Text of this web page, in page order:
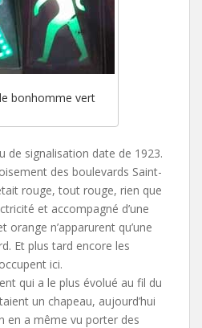
bonhomme vert
de signalisation date de 1923.
des boulevards Saint-
rouge, tout rouge, rien que
et accompagné d’une
orange n’apparurent qu’une
Et plus tard encore les
ici.
qui a le plus évolué au fil du
un chapeau, aujourd’hui
en a même vu porter des